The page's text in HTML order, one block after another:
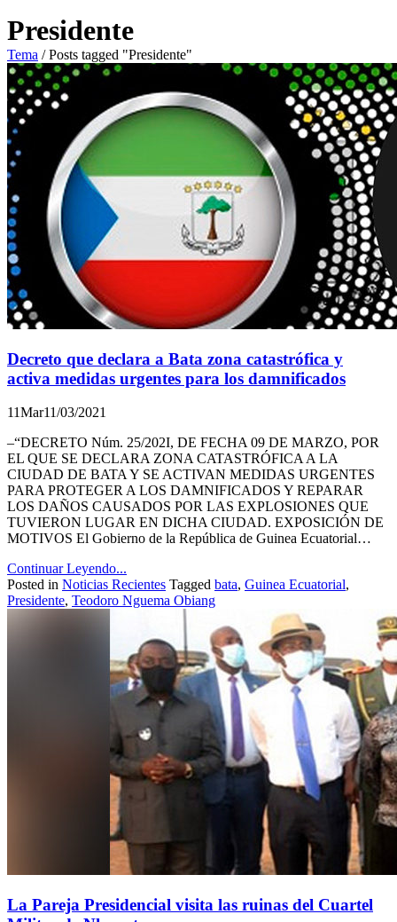
Presidente
Tema /Posts tagged "Presidente"
Decreto que declara a Bata zona catastrófica y
activa medidas urgentes para los damnificados
11Mar11/03/2021
–“DECRETO Núm. 25/202I, DE FECHA 09 DE MARZO, POR
EL QUE SE DECLARA ZONA CATASTRÓFICA A LA
CIUDAD DE BATA Y SE ACTIVAN MEDIDAS URGENTES
PARA PROTEGER A LOS DAMNIFICADOS Y REPARAR
LOS DAÑOS CAUSADOS POR LAS EXPLOSIONES QUE
TUVIERON LUGAR EN DICHA CIUDAD. EXPOSICIÓN DE
MOTIVOS El Gobierno de la República de Guinea Ecuatorial…
Continuar Leyendo...
Posted in Noticias Recientes Tagged bata, Guinea Ecuatorial,
Presidente, Teodoro Nguema Obiang
La Pareja Presidencial visita las ruinas del Cuartel